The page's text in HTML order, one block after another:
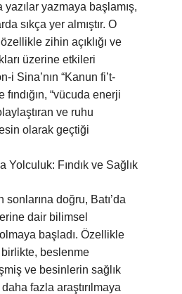
yazılar yazmaya başlamış,
sıkça yer almıştır. O
zihin açıklığı ve
üzerine etkileri
i Sina’nın “Kanun fi’t-
fındığın, “vücuda enerji
ve ruhu
olarak geçtiği
Yolculuk: Fındık ve Sağlık
sonlarına doğru, Batı’da
dair bilimsel
başladı. Özellikle
beslenme
ve besinlerin sağlık
fazla araştırılmaya